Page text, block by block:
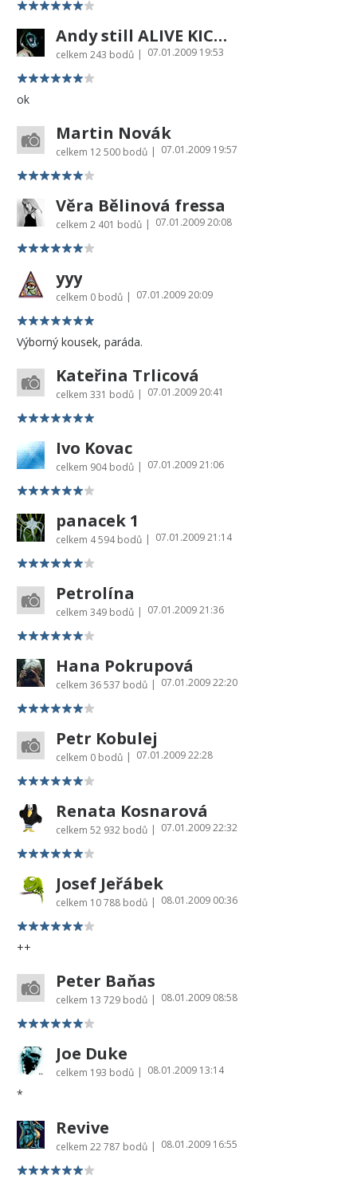
Andy still ALIVE KICKING
celkem 243 bodů | 07.01.2009 19:53
ok
Martin Novák
celkem 12 500 bodů | 07.01.2009 19:57
Věra Bělinová fressa
celkem 2 401 bodů | 07.01.2009 20:08
yyy
celkem 0 bodů | 07.01.2009 20:09
Výborný kousek, paráda.
Kateřina Trlicová
celkem 331 bodů | 07.01.2009 20:41
Ivo Kovac
celkem 904 bodů | 07.01.2009 21:06
panacek 1
celkem 4 594 bodů | 07.01.2009 21:14
Petrolína
celkem 349 bodů | 07.01.2009 21:36
Hana Pokrupová
celkem 36 537 bodů | 07.01.2009 22:20
Petr Kobulej
celkem 0 bodů | 07.01.2009 22:28
Renata Kosnarová
celkem 52 932 bodů | 07.01.2009 22:32
Josef Jeřábek
celkem 10 788 bodů | 08.01.2009 00:36
++
Peter Baňas
celkem 13 729 bodů | 08.01.2009 08:58
Joe Duke
celkem 193 bodů | 08.01.2009 13:14
*
Revive
celkem 22 787 bodů | 08.01.2009 16:55